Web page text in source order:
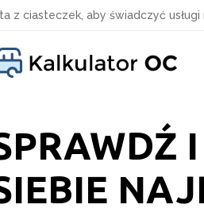
z ciasteczek, aby świadczyć